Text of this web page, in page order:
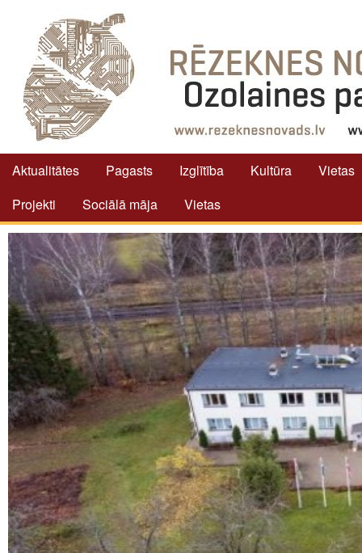
Aktualitātes Pagasts Izglītība Kultūra
Vietas
Projekti
Sociālā māja Vietas